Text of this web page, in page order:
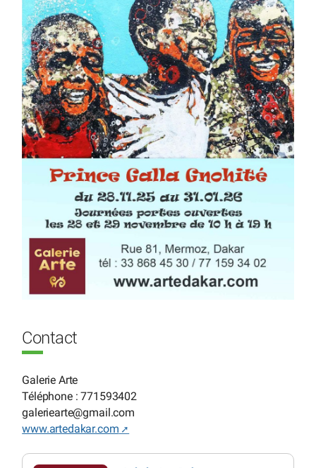
Contact
Galerie Arte
Téléphone : 771593402
galeriearte@gmail.com
www.artedakar.com